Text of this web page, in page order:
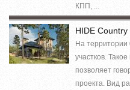
КПП, ...
HIDE
На территории
участков.
позволяет
проекта. Вид